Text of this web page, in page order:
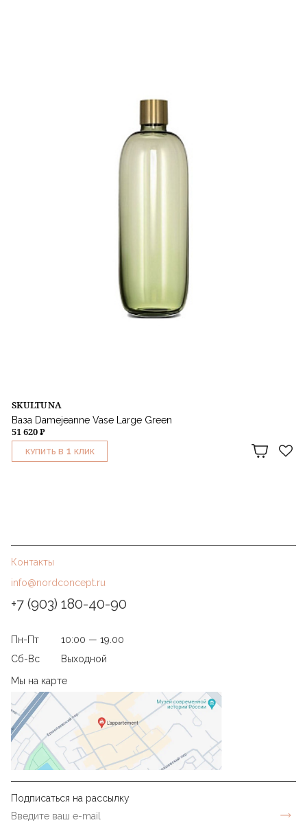
SKULTUNA
Ваза Damejeanne Vase Large Green
51 620 ₽
КУПИТЬ В 1 КЛИК
Контакты
info@nordconcept.ru
+7 (903) 180-40-90
Пн-Пт
10:00 — 19.00
Сб-Вс
Выходной
Мы на карте
Подписаться на рассылку